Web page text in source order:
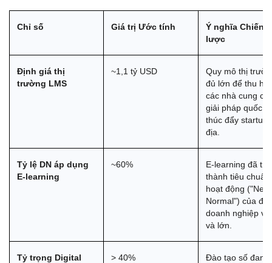
Chỉ số Giá trị Ước tính
Ý nghĩa Chiến
lược
Định giá thị
trường LMS
~1,1 tỷ USD
Quy mô thị
đủ lớn để thu hút
các nhà cung
giải pháp quốc
thúc đẩy startup
địa.
Tỷ lệ DN áp dụng
E-learning
~60%
E-learning đã trở
thành tiêu chuẩn
hoạt động ("New
Normal") của đa
doanh nghiệp
và lớn.
Tỷ trọng Digital
> 40%
Đào tạo số đang